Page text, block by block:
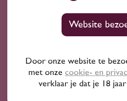
Glas
Website
Door onze website te
met onze cookie- en
verklaar je dat je 18